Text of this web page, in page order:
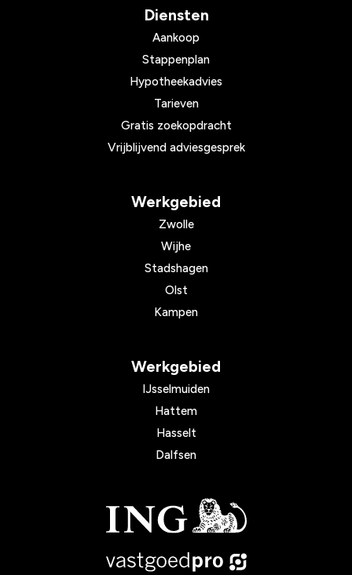
Diensten
Aankoop
Stappenplan
Hypotheekadvies
Tarieven
Gratis zoekopdracht
Vrijblijvend adviesgesprek
Werkgebied
Zwolle
Wijhe
Stadshagen
Olst
Kampen
Werkgebied
IJsselmuiden
Hattem
Hasselt
Dalfsen